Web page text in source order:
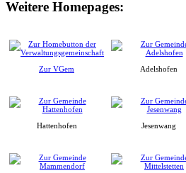
Weitere Homepages:
Zur VGem Adelshofen
Hattenhofen Jesenwang